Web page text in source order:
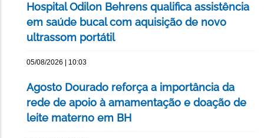
Hospital Odilon Behrens qualifica assistência
em saúde bucal com aquisição de novo
ultrassom portátil
05/08/2026 | 10:03
Agosto Dourado reforça a importância da
rede de apoio à amamentação e doação de
leite materno em BH